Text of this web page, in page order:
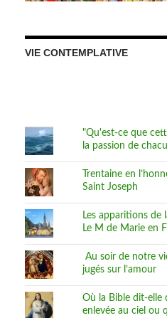
VIE CONTEMPLATIVE
"Qu'est-ce que
la passion de
Trentaine en
Saint Joseph
Les apparitions de
Le M de Marie en
Au soir de notre
jugés sur l’amour
Où la Bible dit-elle
enlevée au ciel ou